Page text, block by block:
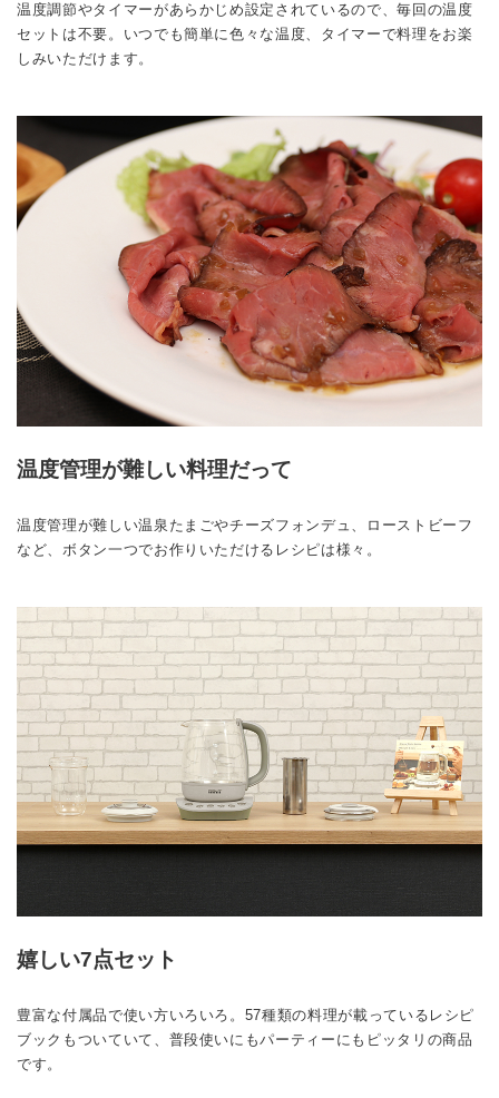
温度調節やタイマーがあらかじめ設定されているので、毎回の温度
セットは不要。いつでも簡単に色々な温度、タイマーで料理をお楽
しみいただけます。
温度管理が難しい料理だって
温度管理が難しい温泉たまごやチーズフォンデュ、ローストビーフ
など、ボタン一つでお作りいただけるレシピは様々。
嬉しい7点セット
豊富な付属品で使い方いろいろ。57種類の料理が載っているレシピ
ブックもついていて、普段使いにもパーティーにもピッタリの商品
です。